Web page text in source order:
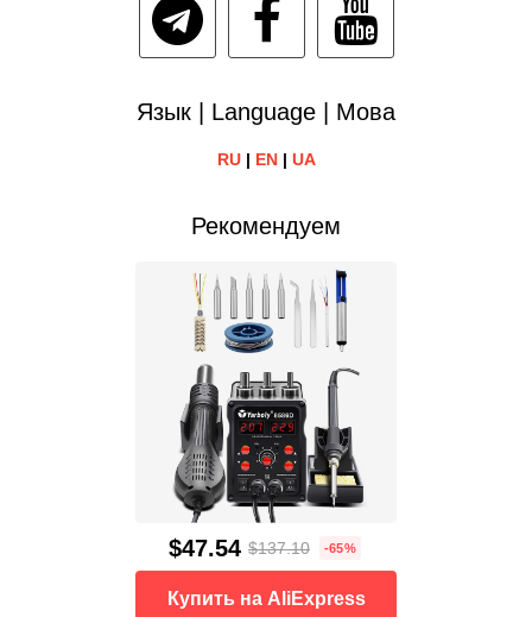
Язык | Language | Мова
RU| EN| UA
Рекомендуем
$47.54 $137.10 -65%
Купить на AliExpress